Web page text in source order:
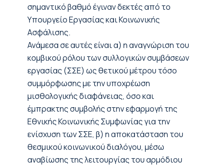
σημαντικό βαθμό έγιναν δεκτές από το
Υπουργείο Εργασίας και Κοινωνικής
Ασφάλισης.
Ανάμεσα σε αυτές είναι α) η αναγνώριση του
κομβικού ρόλου των συλλογικών συμβάσεων
εργασίας (ΣΣΕ) ως θετικού μέτρου τόσο
συμμόρφωσης με την υποχρέωση
μισθολογικής διαφάνειας, όσο και
έμπρακτης συμβολής στην εφαρμογή της
Εθνικής Κοινωνικής Συμφωνίας για την
ενίσχυση των ΣΣΕ, β) η αποκατάσταση του
θεσμικού κοινωνικού διαλόγου, μέσω
αναβίωσης της λειτουργίας του αρμόδιου